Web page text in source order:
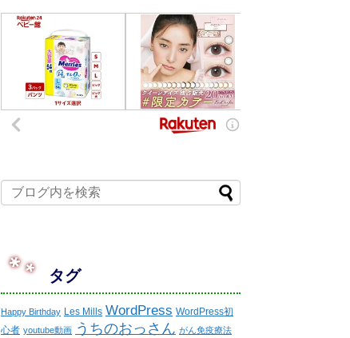
タグ
Happy Birthday Les Mills WordPress WordPress初
心者 youtube動画 うちのおっさん がん免疫療法